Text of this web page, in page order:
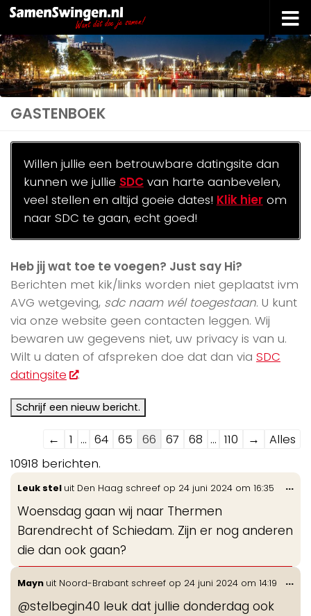
Doorgaan naar inhoud
GASTENBOEK
Willen jullie een betrouwbare datingsite dan
kunnen we jullie SDCvan harte aanbevelen,
veel stellen en altijd goeie dates! Klik hier om
naar SDC te gaan, echt goed!
Heb jij wat toe te voegen? Just say Hi?
Berichten met kik/links worden niet geplaatst ivm
AVG wetgeving, sdc naam wél toegestaan. U kunt
via onze website geen contacten leggen. Wij
bewaren uw gegevens niet, uw privacy is van u.
Wilt u daten of afspreken doe dat dan via SDC
datingsite
.
Navigatie
door
de
gastenboek-
lijst
← 1 ... 64 65 66 67 68 ... 110 →
Alles
10918 berichten.
Leuk stel uit Den Haag schreef op 24 juni 2024 om 16:35
Woensdag gaan wij naar Thermen
Barendrecht of Schiedam. Zijn er nog anderen
die dan ook gaan?
...
Mayn uit Noord-Brabant schreef op 24 juni 2024 om 14:19
@stelbegin40 leuk dat jullie donderdag ook
...